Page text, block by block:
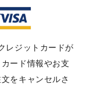
レジットカードが
ード情報やお支
をキャンセルさ